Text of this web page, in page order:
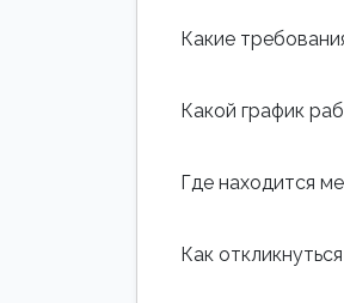
Какие
Какой график
Где находится
Как